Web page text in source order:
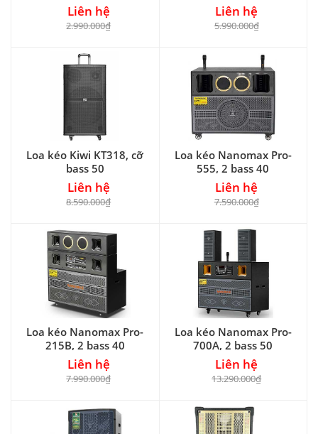
Liên hệ
2.990.000₫
Liên hệ
5.990.000₫
Loa kéo Kiwi KT318, cỡ
bass 50
Liên hệ
8.590.000₫
Loa kéo Nanomax Pro-
555, 2 bass 40
Liên hệ
7.590.000₫
Loa kéo Nanomax Pro-
215B, 2 bass 40
Liên hệ
7.990.000₫
Loa kéo Nanomax Pro-
700A, 2 bass 50
Liên hệ
13.290.000₫